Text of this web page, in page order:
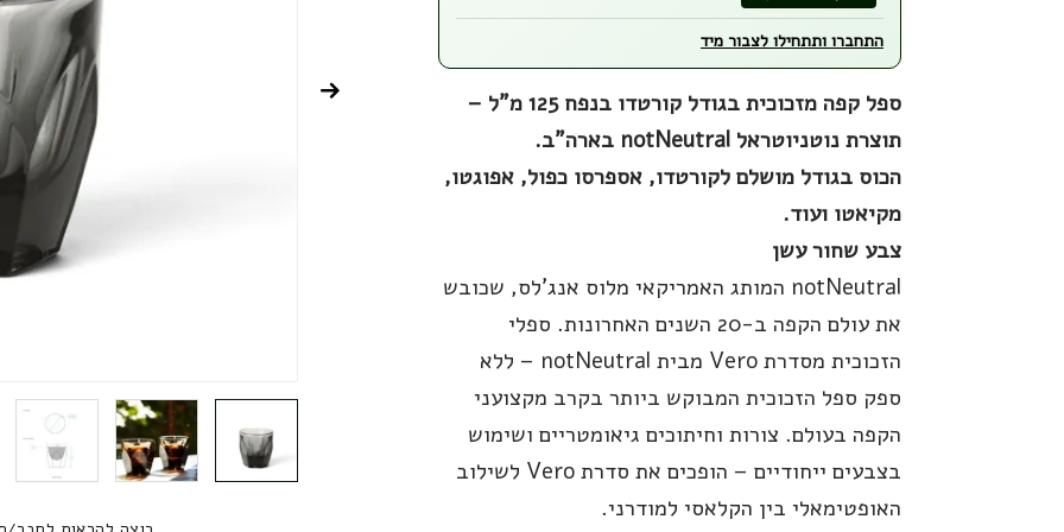
התחברו ותתחילו לצבור מיד
ספל קפה מזכוכית בגודל קורטדו בנפח 125 מ"ל –
תוצרת נוטניוטראל notNeutral בארה"ב.
הכוס בגודל מושלם לקורטדו, אספרסו כפול, אפוגטו,
מקיאטו ועוד.
צבע שחור עשן
notNeutral המותג האמריקאי מלוס אנג'לס, שכובש
את עולם הקפה ב-20 השנים האחרונות. ספלי
הזכוכית מסדרת Vero מבית notNeutral – ללא
ספק ספל הזכוכית המבוקש ביותר בקרב מקצועני
הקפה בעולם. צורות וחיתוכים גיאומטריים ושימוש
בצבעים ייחודיים – הופכים את סדרת Vero לשילוב
האופטימאלי בין הקלאסי למודרני.